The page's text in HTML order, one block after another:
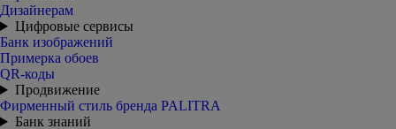
Дизайнерам
Цифровые сервисы
Банк изображений
Примерка обоев
QR-коды
Продвижение
Фирменный стиль бренда PALITRA
Банк знаний